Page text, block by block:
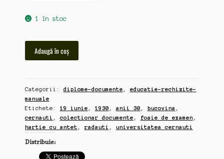
1 în stoc
Universitatea
19
iunie
1930
foaie
de
examen
Fizica
Adaugă în coș
Categorii:diplome-documente , educatie-rechizite-
manuale
Etichete: 19 iunie , 1930 ,anii 30 , bucovina ,
cernauti ,colectionar documente , foaie de examen ,
hartie cu antet , radauti , universitatea cernauti
Distribuie: